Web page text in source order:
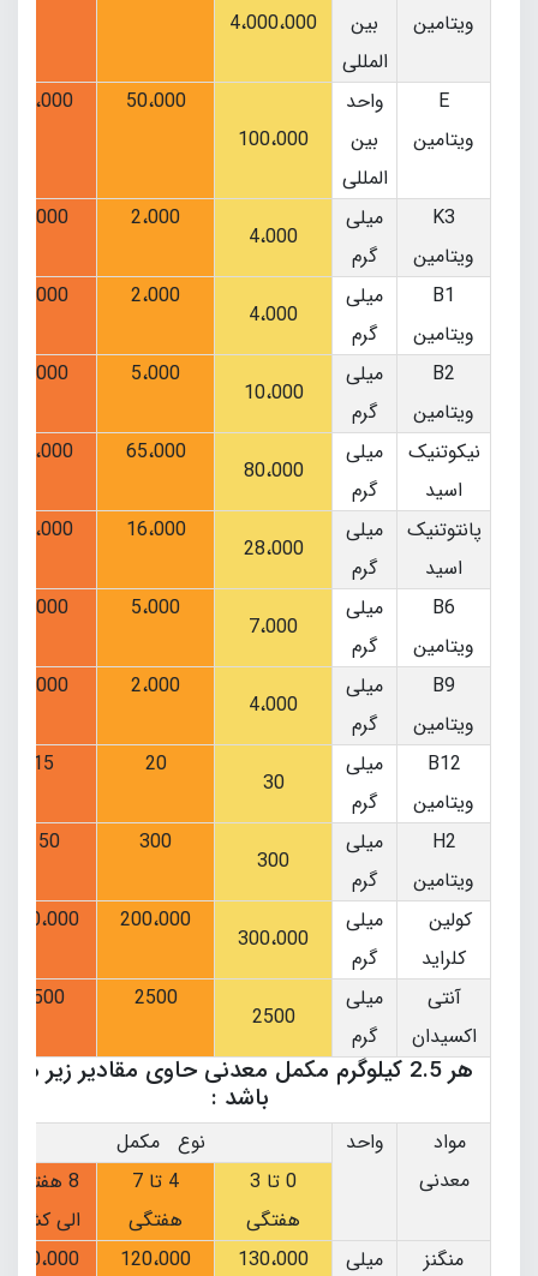
ویتامین
بین
المللی
4،000،000
E
ویتامین
واحد
بین
المللی
100،000
50،000 30،000
K3
ویتامین
میلی
گرم
4،000
2،000 2،000
B1
ویتامین
میلی
گرم
4،000
2،000 2،000
B2
ویتامین
میلی
گرم
10،000
5،000 5،000
نیکوتنیک
اسید
میلی
گرم
80،000
65،000 50،000
پانتوتنیک
اسید
میلی
گرم
28،000
16،000 15،000
B6
ویتامین
میلی
گرم
7،000
5،000 3،000
B9
ویتامین
میلی
گرم
4،000
2،000 1،000
B12
ویتامین
میلی
گرم
30
20
15
H2
ویتامین
میلی
گرم
300
300
150
کولین
کلراید
میلی
گرم
300،000
200،000 100،000
آنتی
اکسیدان
میلی
گرم
2500
2500
2500
هر 2.5 کیلوگرم مکمل معدنی حاوی مقادیر زیر می
باشد :
مواد
معدنی
واحد
نوع مکمل
0 تا 3
هفتگی
4 تا 7
هفتگی
8 هفتگی
الی کشتار
منگنز
میلی
130،000 120،000 110،000